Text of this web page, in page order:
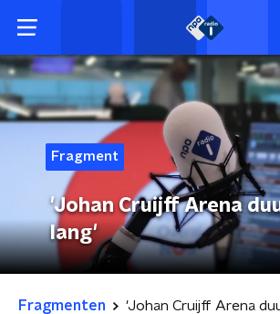
Fragment
'Johan Cruijff Arena
lang'
Fragmenten 'Johan Cruijff Arena